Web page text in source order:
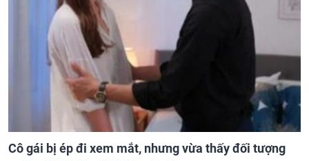
Cô gái bị ép đi xem mắt, nhưng vừa thấy đối tượng